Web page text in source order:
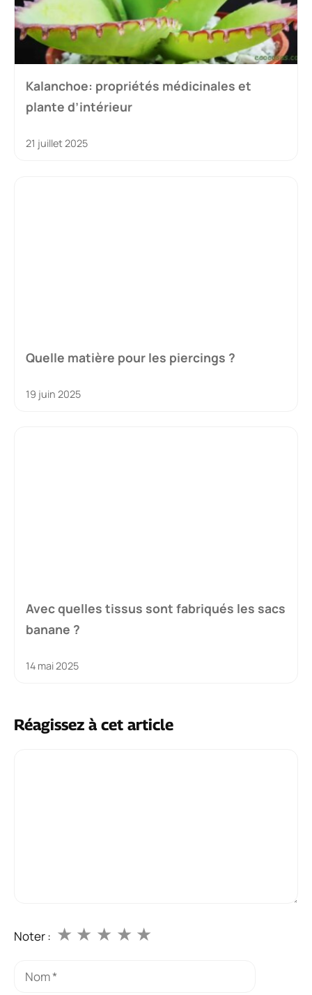
Kalanchoe: propriétés médicinales et
plante d’intérieur
21 juillet 2025
Quelle matière pour les piercings ?
19 juin 2025
Avec quelles tissus sont fabriqués les sacs
banane ?
14 mai 2025
Réagissez à cet article
Noter : ★
★
★
★
★
Nom